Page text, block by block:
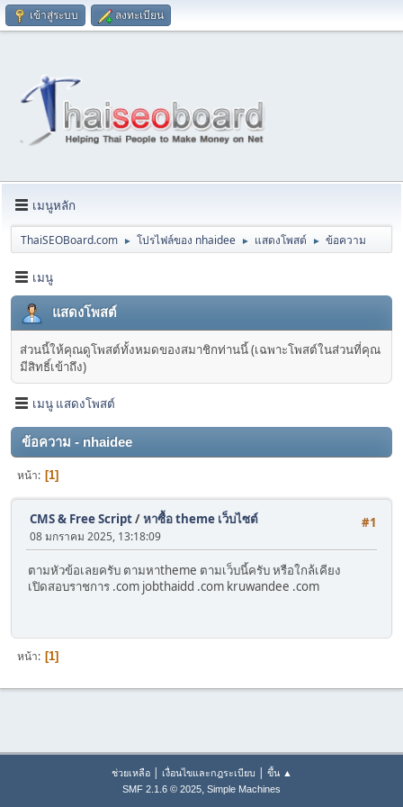
เข้าสู่ระบบ ลงทะเบียน
เมนูหลัก
ThaiSEOBoard.com ► โปรไฟล์ของ nhaidee ► แสดงโพสต์ ► ข้อความ
เมนู
แสดงโพสต์
ส่วนนี้ให้คุณดูโพสต์ทั้งหมดของสมาชิกท่านนี้ (เฉพาะโพสต์ในส่วนที่คุณ
มีสิทธิ์เข้าถึง)
เมนู แสดงโพสต์
ข้อความ - nhaidee
หน้า 1
#1
CMS & Free Script/หาซื้อ theme เว็บไซต์
08 มกราคม 2025, 13:18:09
ตามหัวข้อเลยครับ ตามหาtheme ตามเว็บนี้ครับ หรือใกล้เคียง
เปิดสอบราชการ .com jobthaidd .com kruwandee .com
หน้า 1
ช่วยเหลือ| เงื่อนไขและกฎระเบียบ | ขึ้น ▲
SMF 2.1.6 © 2025, Simple Machines